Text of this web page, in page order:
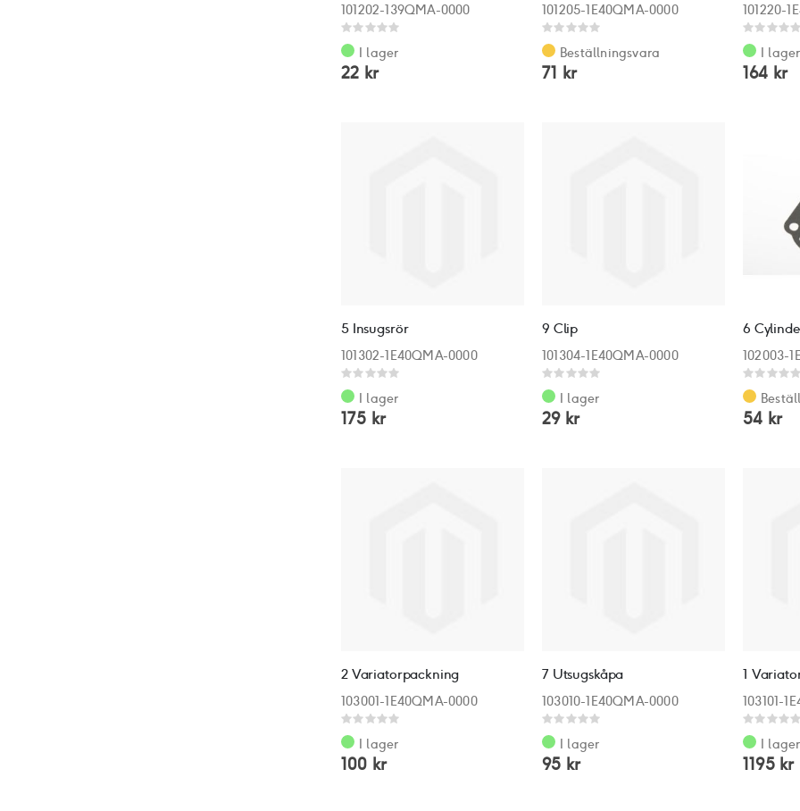
101202-139QMA-0000
Rating:
0%
I lager
22 kr
101205-1E40QMA-0000
Rating:
0%
Beställningsvara
71 kr
101220-
Rating:
0%
I lager
164 kr
5 Insugsrör
101302-1E40QMA-0000
Rating:
0%
I lager
175 kr
9 Clip
101304-1E40QMA-0000
Rating:
0%
I lager
29 kr
6
102003-
Rating:
0%
54 kr
2 Variatorpackning
103001-1E40QMA-0000
Rating:
0%
I lager
100 kr
7 Utsugskåpa
103010-1E40QMA-0000
Rating:
0%
I lager
95 kr
1
103101-
Rating:
0%
I lager
1195 kr